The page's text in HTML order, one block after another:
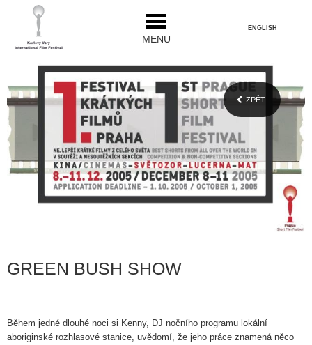
MENU
ENGLISH
ZPĚT
GREEN BUSH SHOW
Během jedné dlouhé noci si Kenny, DJ nočního programu lokální
aboriginské rozhlasové stanice, uvědomí, že jeho práce znamená něco